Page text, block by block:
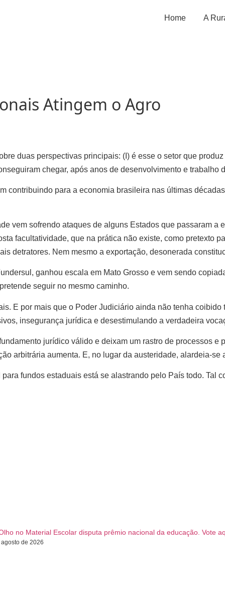
Home A
Atingem o Agro
duas perspectivas principais: (I) é esse o setor que
chegar, após anos de desenvolvimento e
contribuindo para a economia brasileira nas últimas
vem sofrendo ataques de alguns Estados que passaram
facultatividade, que na prática não existe, como pretexto
detratores. Nem mesmo a exportação, desonerada
ganhou escala em Mato Grosso e vem sendo
seguir no mesmo caminho.
E por mais que o Poder Judiciário ainda não tenha
insegurança jurídica e desestimulando a verdadeira
jurídico válido e deixam um rastro de processos
arbitrária aumenta. E, no lugar da austeridade, alardeia-
fundos estaduais está se alastrando pelo País todo.
no Material Escolar disputa prêmio nacional da educação. Vote
de 2026